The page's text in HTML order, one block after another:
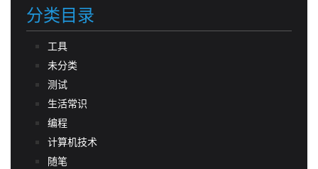
分类目录
工具
未分类
测试
生活常识
编程
计算机技术
随笔